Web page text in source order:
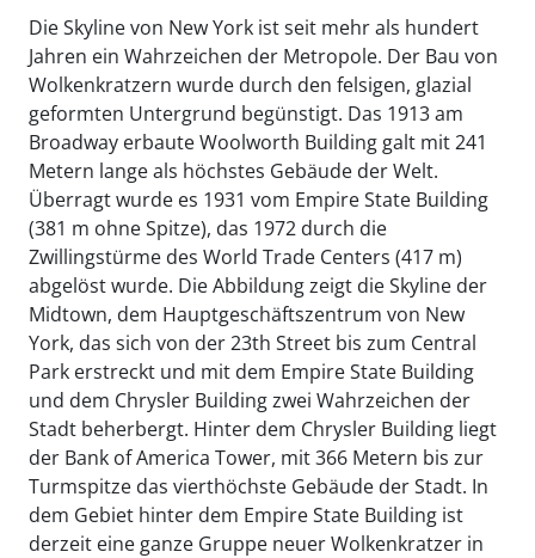
Die Skyline von New York ist seit mehr als hundert
Jahren ein Wahrzeichen der Metropole. Der Bau von
Wolkenkratzern wurde durch den felsigen, glazial
geformten Untergrund begünstigt. Das 1913 am
Broadway erbaute Woolworth Building galt mit 241
Metern lange als höchstes Gebäude der Welt.
Überragt wurde es 1931 vom Empire State Building
(381 m ohne Spitze), das 1972 durch die
Zwillingstürme des World Trade Centers (417 m)
abgelöst wurde. Die Abbildung zeigt die Skyline der
Midtown, dem Hauptgeschäftszentrum von New
York, das sich von der 23th Street bis zum Central
Park erstreckt und mit dem Empire State Building
und dem Chrysler Building zwei Wahrzeichen der
Stadt beherbergt. Hinter dem Chrysler Building liegt
der Bank of America Tower, mit 366 Metern bis zur
Turmspitze das vierthöchste Gebäude der Stadt. In
dem Gebiet hinter dem Empire State Building ist
derzeit eine ganze Gruppe neuer Wolkenkratzer in